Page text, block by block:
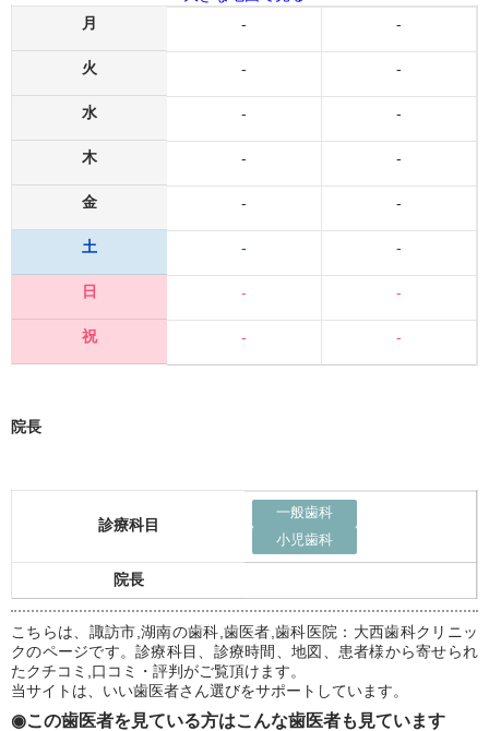
月
火
水
木
金
土
日
祝
-
-
-
-
-
-
-
-
-
-
-
-
-
-
-
-
院長
診療科目
一般歯科
小児歯科
院長
こちらは、諏訪市,湖南の歯科,歯医者,歯科医院：大西歯科クリニッ
クのページです。診療科目、診療時間、地図、患者様から寄せられ
たクチコミ,口コミ・評判がご覧頂けます。
当サイトは、いい歯医者さん選びをサポートしています。
◉この歯医者を見ている方はこんな歯医者も見ています